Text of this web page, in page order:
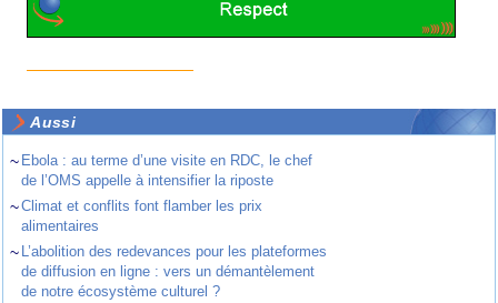
Aussi
~ Ebola : au terme d’une visite en RDC, le chef
de l’OMS appelle à intensifier la riposte
~Climat et conflits font flamber les prix
alimentaires
~ L’abolition des redevances pour les plateformes
de diffusion en ligne : vers un démantèlement
de notre écosystème culturel ?